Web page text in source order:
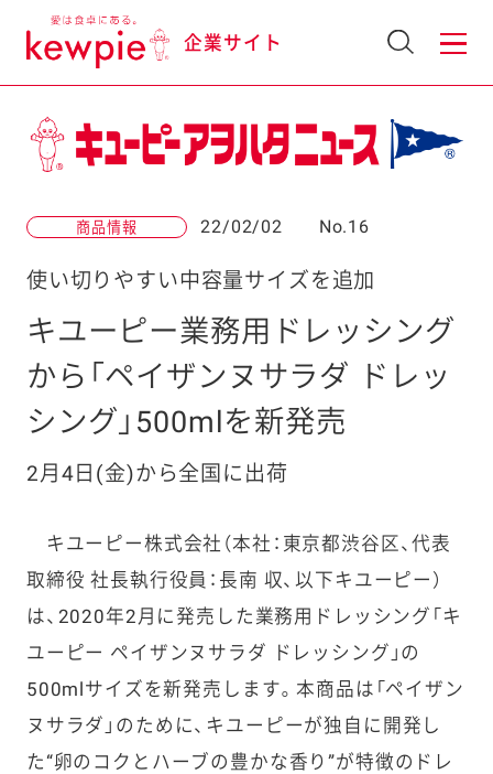
企業サイト
商品情報 22/02/02 No.16
使い切りやすい中容量サイズを追加
キユーピー業務用ドレッシング
から「ペイザンヌサラダ ドレッ
シング」500mlを新発売
2月4日(金)から全国に出荷
キユーピー株式会社（本社：東京都渋谷区、代表
取締役 社長執行役員：長南 収、以下キユーピー）
は、2020年2月に発売した業務用ドレッシング「キ
ユーピー ペイザンヌサラダ ドレッシング」の
500mlサイズを新発売します。本商品は「ペイザン
ヌサラダ」のために、キユーピーが独自に開発し
た“卵のコクとハーブの豊かな香り”が特徴のドレ